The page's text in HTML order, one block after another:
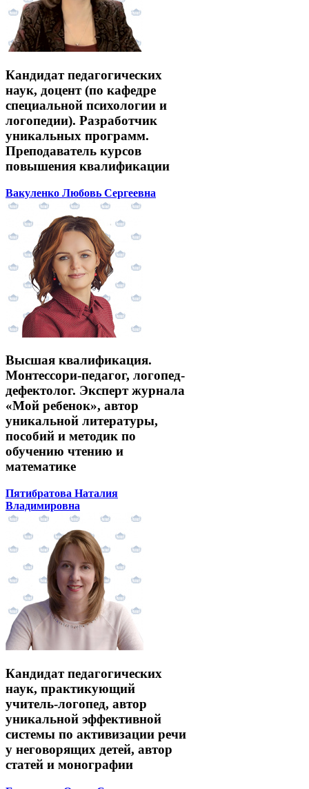
Кандидат педагогических
наук, доцент (по кафедре
специальной психологии и
логопедии). Разработчик
уникальных программ.
Преподаватель курсов
повышения квалификации
Вакуленко Любовь Сергеевна
Высшая квалификация.
Монтессори-педагог, логопед-
дефектолог. Эксперт журнала
«Мой ребенок», автор
уникальной литературы,
пособий и методик по
обучению чтению и
математике
Пятибратова Наталия
Владимировна
Кандидат педагогических
наук, практикующий
учитель-логопед, автор
уникальной эффективной
системы по активизации речи
у неговорящих детей, автор
статей и монографии